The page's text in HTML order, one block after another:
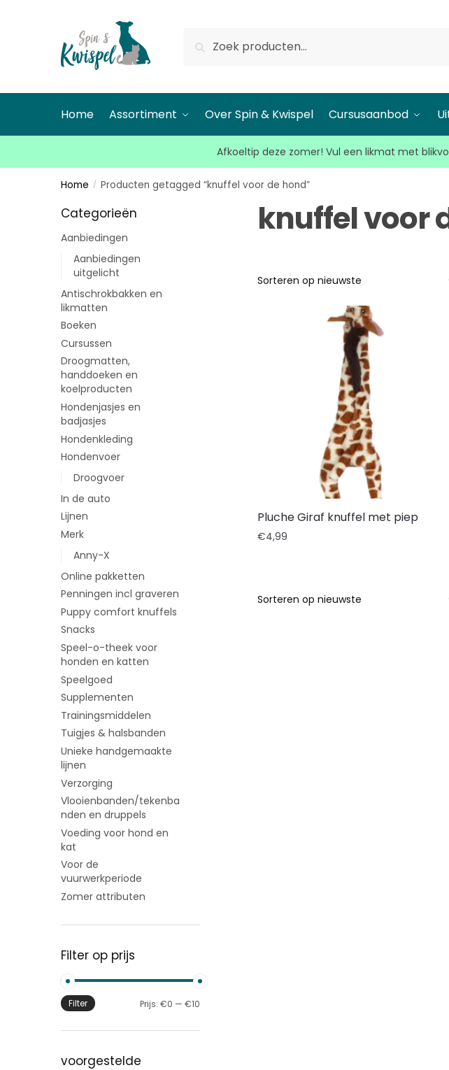
Home Assortiment Over Spin & Kwispel Cursusaanbod
Afkoeltip deze zomer! Vul een likmat met
Home / Producten getagged “knuffel voor de hond”
knuffel voor
Pluche Giraf knuffel met piep
€4,99
Categorieën
Aanbiedingen
Aanbiedingen
uitgelicht
Antischrokbakken en
likmatten
Boeken
Cursussen
Droogmatten,
handdoeken en
koelproducten
Hondenjasjes en
badjasjes
Hondenkleding
Hondenvoer
Droogvoer
In de auto
Lijnen
Merk
Anny-X
Online pakketten
Penningen incl graveren
Puppy comfort knuffels
Snacks
Speel-o-theek voor
honden en katten
Speelgoed
Supplementen
Trainingsmiddelen
Tuigjes & halsbanden
Unieke handgemaakte
lijnen
Verzorging
Vlooienbanden/tekenba
nden en druppels
Voeding voor hond en
kat
Voor de
vuurwerkperiode
Zomer attributen
Filter op prijs
Filter Prijs: €0 — €10
voorgestelde